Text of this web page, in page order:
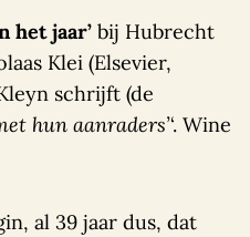
het jaar’ bij Hubrecht
Klei (Elsevier,
schrijft (de
hun aanraders’‘. Wine
al 39 jaar dus, dat